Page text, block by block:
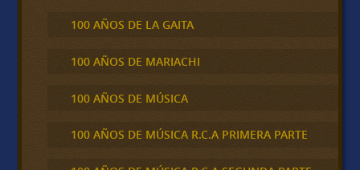
100 AÑOS DE LA GAITA
100 AÑOS DE MARIACHI
100 AÑOS DE MÚSICA
100 AÑOS DE MÚSICA R.C.A PRIMERA PARTE